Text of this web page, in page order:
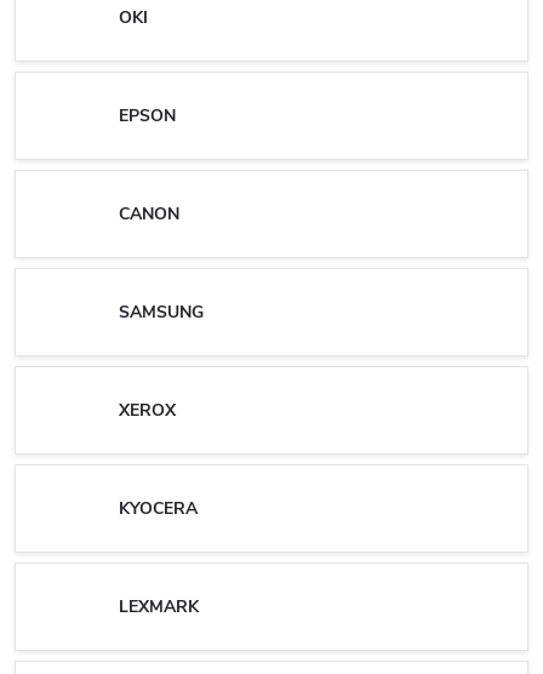
OKI
EPSON
CANON
SAMSUNG
XEROX
KYOCERA
LEXMARK